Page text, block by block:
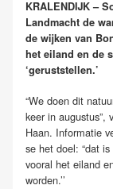
KRALENDIJK –
Landmacht de
de wijken van
het eiland en de
‘geruststellen.’
“We doen dit
keer in augustus”,
Haan. Informatie
se het doel: “dat
vooral het eiland
worden.’’